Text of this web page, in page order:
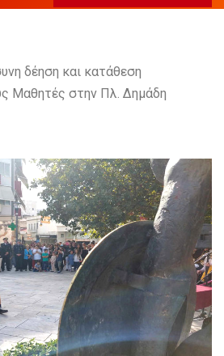
δέηση και κατάθεση
Μαθητές στην Πλ. Δημάδη